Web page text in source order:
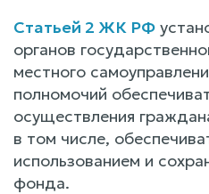
Статьей 2 ЖК РФ
органов
местного
полномочий
осуществления
в том числе,
использованием и
фонда.